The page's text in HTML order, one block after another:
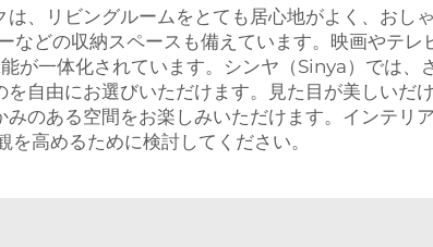
は、リビングルームをとても居心地がよく、お
などの収納スペースも備えています。映画やテ
が一体化されています。シンヤ（Sinya）では
を自由にお選びいただけます。見た目が美しい
みのある空間をお楽しみいただけます。インテ
を高めるために検討してください。